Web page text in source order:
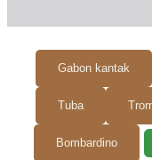
Gabon kantak
Tuba
Bombardino